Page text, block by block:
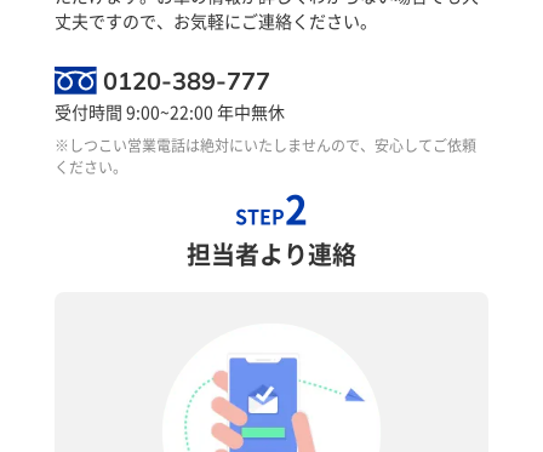
丈夫ですので、お気軽にご連絡ください。
0120-389-777
受付時間 9:00~22:00 年中無休
※しつこい営業電話は絶対にいたしませんので、安心してご依頼
ください。
STEP2
担当者より連絡